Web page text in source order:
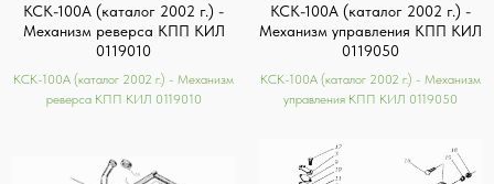
КСК-100А (каталог 2002 г.) -
Механизм реверса КПП КИЛ
0119010
КСК-100А (каталог 2002 г.) - Механизм
реверса КПП КИЛ 0119010
КСК-100А (каталог 2002 г.) -
Механизм управления КПП КИЛ
0119050
КСК-100А (каталог 2002 г.) - Механизм
управления КПП КИЛ 0119050